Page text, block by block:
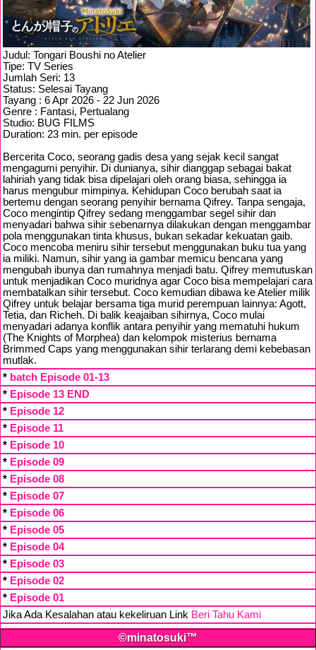
Judul: Tongari Boushi no Atelier
Tipe: TV Series
Jumlah Seri: 13
Status: Selesai Tayang
Tayang : 6 Apr 2026 - 22 Jun 2026
Genre : Fantasi, Pertualang
Studio: BUG FILMS
Duration: 23 min. per episode
Bercerita Coco, seorang gadis desa yang sejak kecil sangat
mengagumi penyihir. Di dunianya, sihir dianggap sebagai bakat
lahiriah yang tidak bisa dipelajari oleh orang biasa, sehingga ia
harus mengubur mimpinya. Kehidupan Coco berubah saat ia
bertemu dengan seorang penyihir bernama Qifrey. Tanpa sengaja,
Coco mengintip Qifrey sedang menggambar segel sihir dan
menyadari bahwa sihir sebenarnya dilakukan dengan menggambar
pola menggunakan tinta khusus, bukan sekadar kekuatan gaib.
Coco mencoba meniru sihir tersebut menggunakan buku tua yang
ia miliki. Namun, sihir yang ia gambar memicu bencana yang
mengubah ibunya dan rumahnya menjadi batu. Qifrey memutuskan
untuk menjadikan Coco muridnya agar Coco bisa mempelajari cara
membatalkan sihir tersebut. Coco kemudian dibawa ke Atelier milik
Qifrey untuk belajar bersama tiga murid perempuan lainnya: Agott,
Tetia, dan Richeh. Di balik keajaiban sihirnya, Coco mulai
menyadari adanya konflik antara penyihir yang mematuhi hukum
(The Knights of Morphea) dan kelompok misterius bernama
Brimmed Caps yang menggunakan sihir terlarang demi kebebasan
mutlak.
* batch Episode 01-13
* Episode 13 END
* Episode 12
* Episode 11
* Episode 10
* Episode 09
* Episode 08
* Episode 07
* Episode 06
* Episode 05
* Episode 04
* Episode 03
* Episode 02
* Episode 01
Jika Ada Kesalahan atau kekeliruan Link Beri Tahu Kami
©minatosuki™